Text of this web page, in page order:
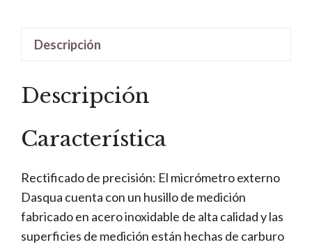
Descripción
Descripción
Característica
Rectificado de precisión: El micrómetro externo
Dasqua cuenta con un husillo de medición
fabricado en acero inoxidable de alta calidad y las
superficies de medición están hechas de carburo